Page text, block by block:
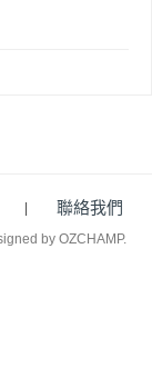
聯絡我們
by OZCHAMP.